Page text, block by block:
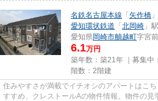
名鉄名古屋本線 「 矢作橋
愛知環状鉄道 「 北岡崎 」
愛知県岡崎市舳越町字宮
6.1万円
築年数：築21年 ｜募集中：
階数：2階建
住みやすさが満載でイチオシのアパートはこ
すすめ、クレストールAの物件情報。物件の見